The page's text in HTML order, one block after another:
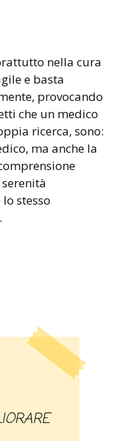
nella cura
e basta
provocando
che un medico
ricerca, sono:
ma anche la
stesso